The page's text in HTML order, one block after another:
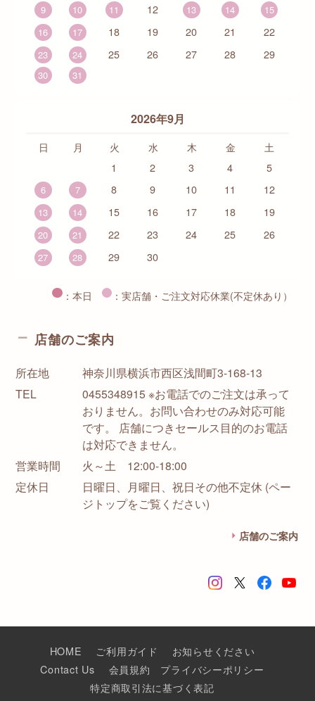
9
10 11 12 13 14
15
16
17 18 19 20 21 22
23 24 25 26 27 28 29
30 31
2026年9月
日 月 火 水 木 金
土
1
2 3 4 5
6 7 8 9 10 11 12
13 14 15 16 17 18 19
20 21 22 23 24 25 26
27 28 29 30
：本日 ：実店舗・ご注文対応休業(不定休あり）
店舗のご案内
所在地
神奈川県横浜市西区浅間町3-168-13
TEL
0455348915 ※お電話でのご注文は承って
おりません。お問い合わせのみ対応可能
です。 店舗につきセールス目的のお電話
は対応できません。
営業時間
火～土 12:00-18:00
定休日
日曜日、月曜日、祝日その他不定休 (ペー
ジトップをご覧ください)
店舗のご案内
HOME ご利用ガイド
お知らせください
Contact Us
会員規約
プライバシーポリシー
特定商取引法に基づく表記